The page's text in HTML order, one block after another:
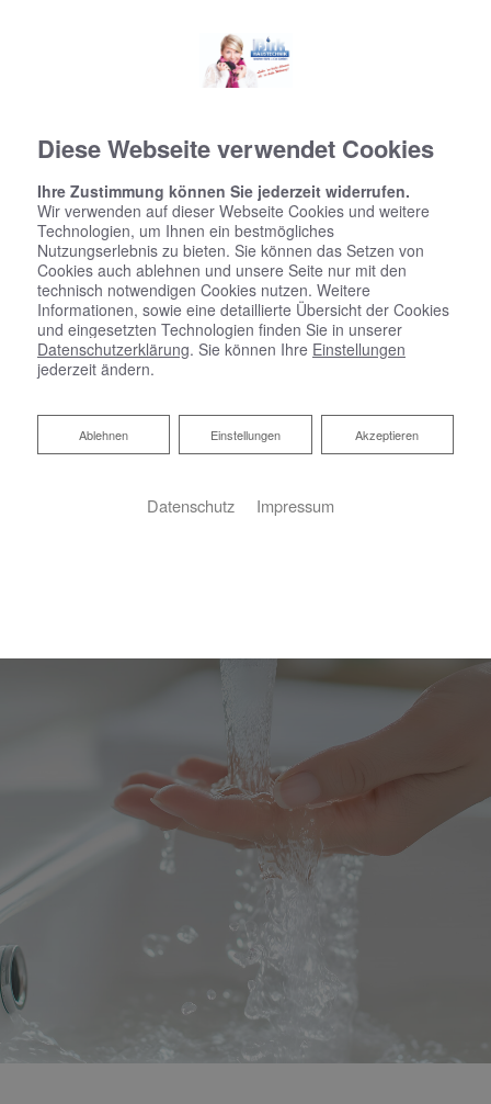
Diese Webseite verwendet Cookies
Ihre Zustimmung können Sie jederzeit widerrufen.
Wir verwenden auf dieser Webseite Cookies und weitere
Technologien, um Ihnen ein bestmögliches
Nutzungserlebnis zu bieten. Sie können das Setzen von
Cookies auch ablehnen und unsere Seite nur mit den
technisch notwendigen Cookies nutzen. Weitere
Informationen, sowie eine detaillierte Übersicht der Cookies
und eingesetzten Technologien finden Sie in unserer
Datenschutzerklärung. Sie können Ihre Einstellungen
jederzeit ändern.
Akzeptieren
Einstellungen
Ablehnen
Ablehnen
Datenschutz Impressum